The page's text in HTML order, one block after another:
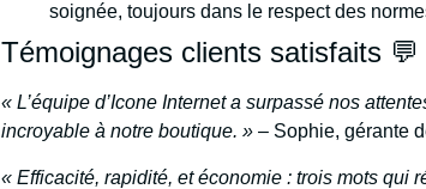
soignée, toujours dans le respect des
Témoignages clients satisfaits 💬
« L’équipe d’Icone Internet a surpassé nos
incroyable à notre boutique. » – Sophie, gérante
« Efficacité, rapidité, et économie : trois mots qui